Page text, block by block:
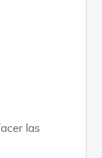
las